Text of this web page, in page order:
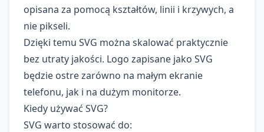
opisana za pomocą kształtów, linii i krzywych, a
nie pikseli.
Dzięki temu SVG można skalować praktycznie
bez utraty jakości. Logo zapisane jako SVG
będzie ostre zarówno na małym ekranie
telefonu, jak i na dużym monitorze.
Kiedy używać SVG?
SVG warto stosować do: